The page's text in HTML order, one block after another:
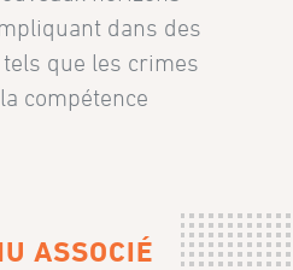
dans des
que les crimes
compétence
ASSOCIÉ